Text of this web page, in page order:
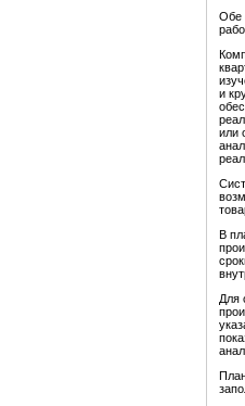
Обе
и
или
В
Для